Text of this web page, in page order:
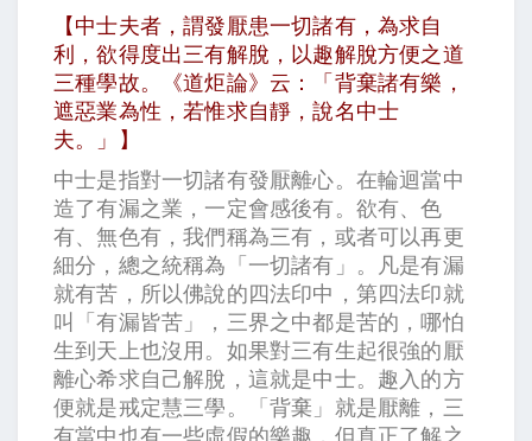
【中士夫者，謂發厭患一切諸有，為求自
利，欲得度出三有解脫，以趣解脫方便之道
三種學故。《道炬論》云：「背棄諸有樂，
遮惡業為性，若惟求自靜，說名中士
夫。」】
中士是指對一切諸有發厭離心。在輪迴當中
造了有漏之業，一定會感後有。欲有、色
有、無色有，我們稱為三有，或者可以再更
細分，總之統稱為「一切諸有」。凡是有漏
就有苦，所以佛說的四法印中，第四法印就
叫「有漏皆苦」，三界之中都是苦的，哪怕
生到天上也沒用。如果對三有生起很強的厭
離心希求自己解脫，這就是中士。趣入的方
便就是戒定慧三學。「背棄」就是厭離，三
有當中也有一些虛假的樂趣，但真正了解之